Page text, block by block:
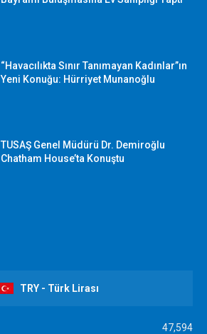
“Havacılıkta Sınır Tanımayan Kadınlar”ın
Yeni Konuğu: Hürriyet Munanoğlu
TUSAŞ Genel Müdürü Dr. Demiroğlu
Chatham House’ta Konuştu
TRY - Türk Lirası
47,594